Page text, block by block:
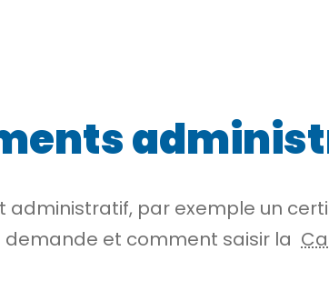
par exemple un
et comment saisir la